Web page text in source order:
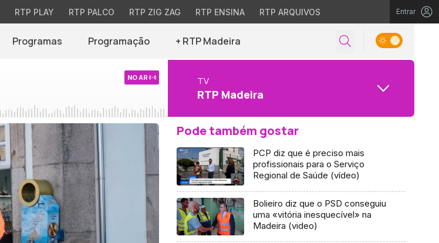
RTP PLAY RTP PALCO RTP ZIG ZAG RTP ENSINA RTP ARQUIVOS Entrar
Programas Programação + RTP Madeira
NO AR TV
RTP Madeira
Pode também gostar
PCP diz que é preciso mais
profissionais para o Serviço
Regional de Saúde (vídeo)
Bolieiro diz que o PSD conseguiu
uma «vitória inesquecível» na
Madeira (video)